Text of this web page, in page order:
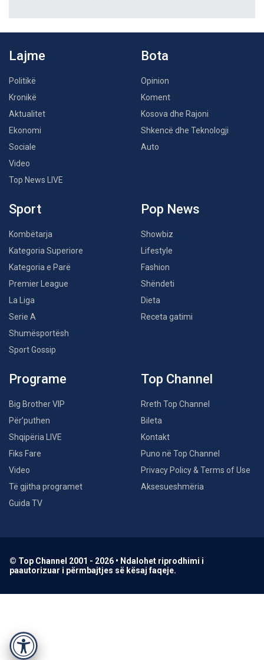
Lajme
Politikë
Kronikë
Aktualitet
Ekonomi
Sociale
Video
Top News LIVE
Bota
Opinion
Koment
Kosova dhe Rajoni
Shkencë dhe Teknologji
Auto
Sport
Kombëtarja
Kategoria Superiore
Kategoria e Parë
Premier League
La Liga
Serie A
Shumësportësh
Sport Gossip
Pop News
Showbiz
Lifestyle
Fashion
Shëndeti
Dieta
Receta gatimi
Programe
Big Brother VIP
Për’puthen
Shqipëria LIVE
Fiks Fare
Video
Të gjitha programet
Guida TV
Top Channel
Rreth Top Channel
Bileta
Kontakt
Puno në Top Channel
Privacy Policy & Terms of Use
Aksesueshmëria
© Top Channel 2001 - 2026 • Ndalohet riprodhimi i
paautorizuar i përmbajtjes së kësaj faqeje.